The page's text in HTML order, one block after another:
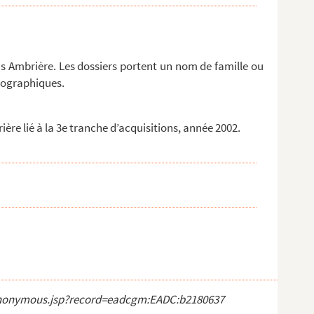
de...
de...
S...
T...
Les dossiers portent un nom de famille ou
lié à la 3e tranche d’acquisitions, année 2002.